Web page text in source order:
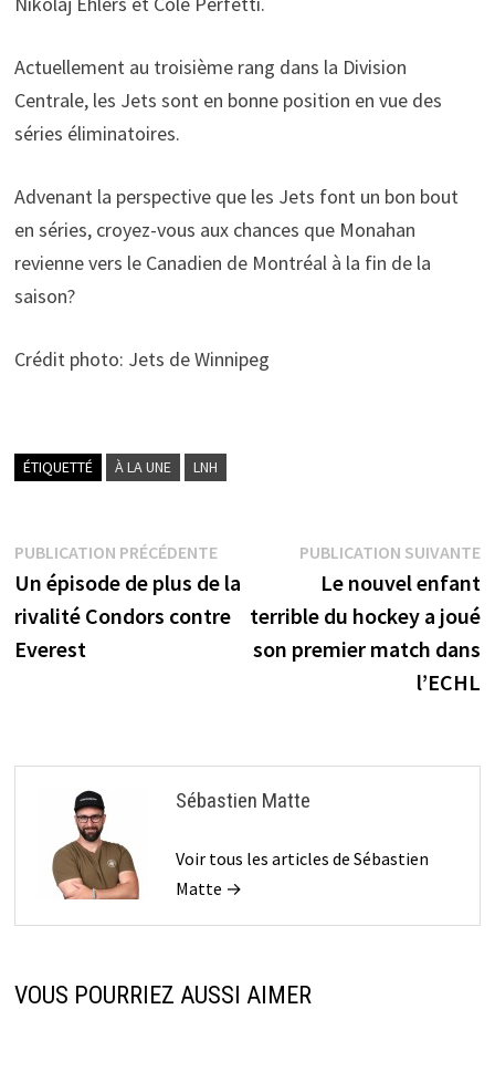
Actuellement au troisième rang dans la Division
Centrale, les Jets sont en bonne position en vue des
séries éliminatoires.
Advenant la perspective que les Jets font un bon bout
en séries, croyez-vous aux chances que Monahan
revienne vers le Canadien de Montréal à la fin de la
saison?
Crédit photo: Jets de Winnipeg
ÉTIQUETTÉ À LA UNE LNH
Navigation
de
l’article
PUBLICATION PRÉCÉDENTEPublication
précédente :
Un épisode de plus de la
rivalité Condors contre
Everest
PUBLICATION SUIVANTE
Le nouvel enfant
terrible du hockey a joué
son premier match dans
l’ECHL
Sébastien Matte
Voir tous les articles de Sébastien
Matte →
VOUS POURRIEZ AUSSI AIMER